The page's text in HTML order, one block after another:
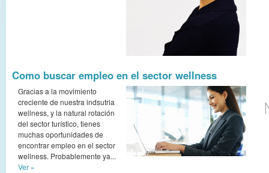
Como buscar empleo en el sector wellness
Gracias a la movimiento
creciente de nuestra indsutria
wellness, y la natural rotación
del sector turístico, tienes
muchas oportunidades de
encontrar empleo en el sector
wellness. Probablemente ya...
Ver »